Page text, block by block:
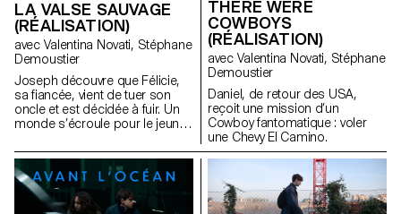
LA VALSE SAUVAGE
(RÉALISATION)
avec Valentina Novati, Stéphane
Demoustier
Joseph découvre que Félicie,
sa fiancée, vient de tuer son
oncle et est décidée à fuir. Un
monde s’écroule pour le jeune
THERE WERE
COWBOYS
(RÉALISATION)
avec Valentina Novati, Stéphane
Demoustier
Daniel, de retour des USA,
reçoit une mission d’un
Cowboy fantomatique : voler
une Chevy El Camino.